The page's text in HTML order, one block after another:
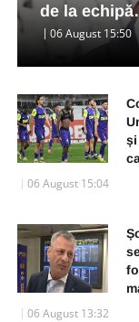
de la
06 August 15:50
06 August 15:04
06 August 13:32